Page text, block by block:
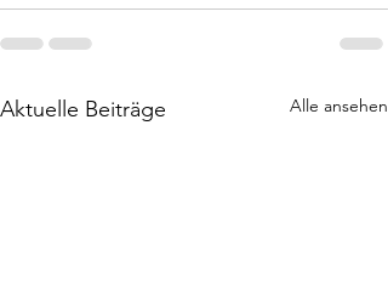
Aktuelle Beiträge Alle ansehen